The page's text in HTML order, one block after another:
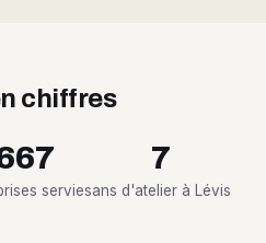
chiffres
servies
7
ans d'atelier à Lévis